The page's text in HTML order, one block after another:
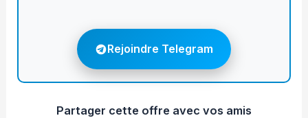
Rejoindre Telegram
Partager cette offre avec vos amis